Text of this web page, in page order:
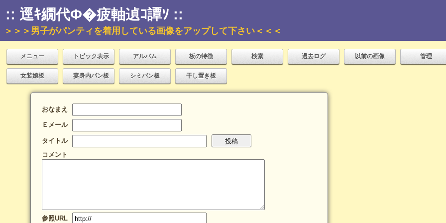
:: 逕ｷ繝代Φ�疲軸遉ｺ譚ｿ ::
＞＞＞男子がパンティを着用している画像をアップして下さい＜＜＜
メニュー トピック表示 アルバム 板の特徴 検索 過去ログ 以前の画像 管理
女装娘板 妻身内パン板 シミパン板 干し置き板
おなまえ
Ｅメール
タイトル
コメント
参照URL